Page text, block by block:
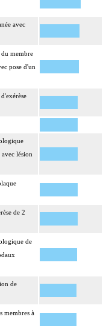
avec
membre
pose d'un
lésion
de 2
de
de
membres à